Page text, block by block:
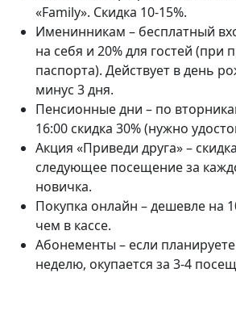
«Family». Скидка 10-15%.
Именинникам – бесплатный
на себя и 20% для гостей (при
паспорта). Действует в день
минус 3 дня.
Пенсионные дни – по
16:00 скидка 30% (нужно
Акция «Приведи друга» –
следующее посещение за
новичка.
Покупка онлайн – дешевле на
чем в кассе.
Абонементы – если
неделю, окупается за 3-4